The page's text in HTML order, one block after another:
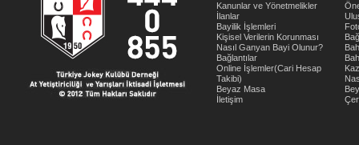
Kanunlar ve Yönetmelikler
İlanlar
Bayilik İşlemleri
Kişisel Verilerin Korunması
Nasıl Ganyan Bayi Olunur?
Bağlantılar
Online İşlemler(Cari Hesap
Takibi)
Beyaz Masa
İletişim